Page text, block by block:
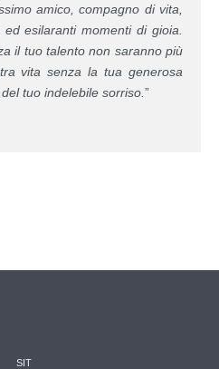
amico, compagno di vita,
esilaranti momenti di gioia.
il tuo talento non saranno più
vita senza la tua generosa
tuo indelebile sorriso. ”
SIT